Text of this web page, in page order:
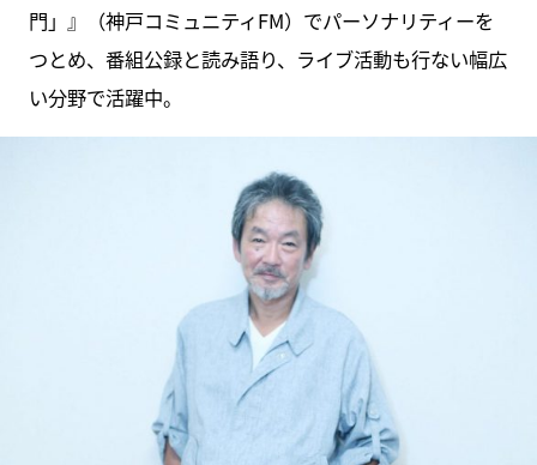
門」』（神戸コミュニティFM）でパーソナリティーを
つとめ、番組公録と読み語り、ライブ活動も行ない幅広
い分野で活躍中。